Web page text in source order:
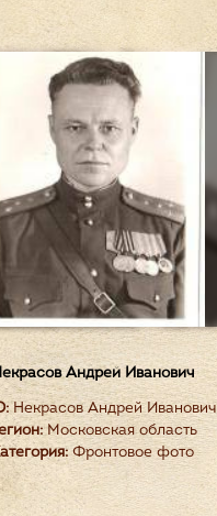
Андрей Иванович
Некрасов Андрей Иванович
Московская область
Фронтовое фото